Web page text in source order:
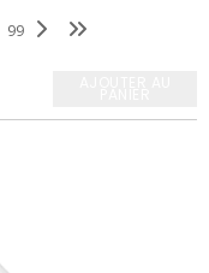
99